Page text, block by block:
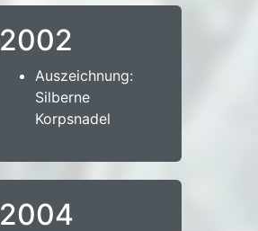
2002
Auszeichnung:
Silberne
Korpsnadel
2004